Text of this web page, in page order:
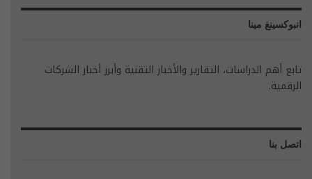
انبوكسينغ مينا
تابع أهم الدراسات، التقارير والأخبار التقنية وأبرز أخبار الشركات
الرقمية.
اتصل بنا